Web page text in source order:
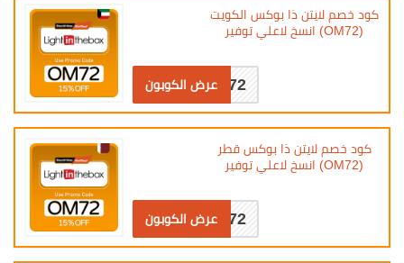
كود خصم لايتن ذا بوكس الكويت
(OM72) انسخ لاعلي توفير
OM72عرض الكوبون
كود خصم لايتن ذا بوكس قطر
(OM72) انسخ لاعلي توفير
OM72عرض الكوبون